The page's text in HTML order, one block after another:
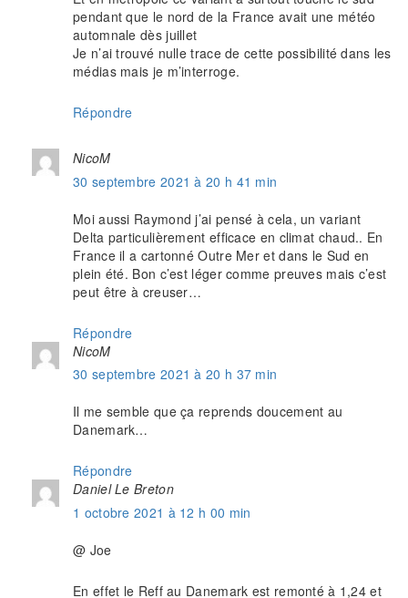
pendant que le nord de la France avait une météo
automnale dès juillet
Je n’ai trouvé nulle trace de cette possibilité dans les
médias mais je m’interroge.
Répondre
NicoM
30 septembre 2021 à 20 h 41 min
Moi aussi Raymond j’ai pensé à cela, un variant
Delta particulièrement efficace en climat chaud.. En
France il a cartonné Outre Mer et dans le Sud en
plein été. Bon c’est léger comme preuves mais c’est
peut être à creuser…
Répondre
NicoM
30 septembre 2021 à 20 h 37 min
Il me semble que ça reprends doucement au
Danemark…
Répondre
Daniel Le Breton
1 octobre 2021 à 12 h 00 min
@ Joe
En effet le Reff au Danemark est remonté à 1,24 et